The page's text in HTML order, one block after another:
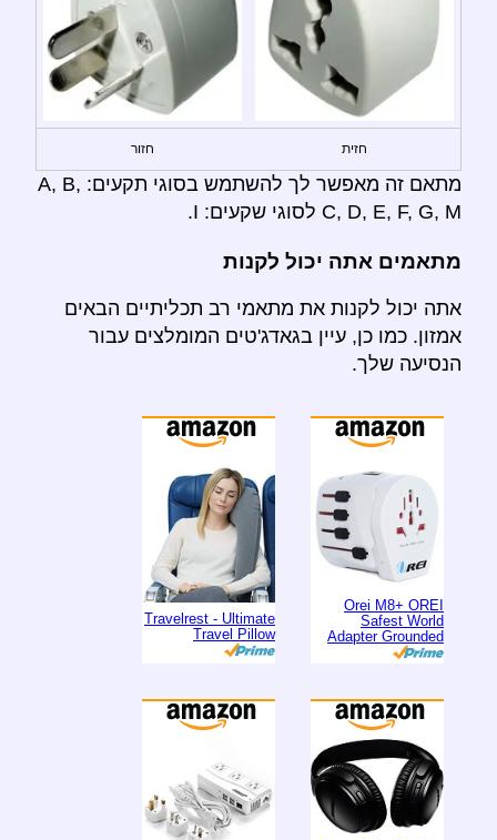
חזית חזור
מתאם זה מאפשר לך להשתמש בסוגי תקעים: A, B,
C, D, E, F, G, M לסוגי שקעים: I.
מתאמים אתה יכול לקנות
אתה יכול לקנות את מתאמי רב תכליתיים הבאים
אמזון. כמו כן, עיין בגאדג'טים המומלצים עבור
הנסיעה שלך.
Orei M8+ OREI
Safest World
Adapter Grounded
Travelrest - Ultimate
Travel Pillow